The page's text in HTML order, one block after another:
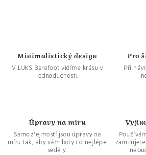
Minimalistický design
V LUKS Barefoot vidíme krásu v
jednoduchosti.
Pro
Při
Úpravy na míru
Samozřejmostí jsou úpravy na
míru tak, aby vám boty co nejlépe
seděly.